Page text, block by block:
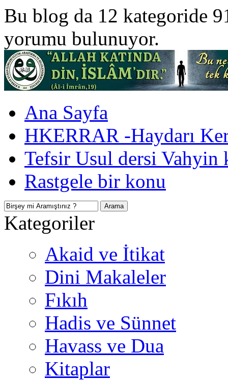
Bu blog da 12 kategoride
yorumu bulunuyor.
Ana Sayfa
HKERRAR -Haydarı
Tefsir Usul dersi Vahyin
Rastgele bir konu
Kategoriler
Akaid ve İtikat
Dini Makaleler
Fıkıh
Hadis ve Sünnet
Havass ve Dua
Kitaplar